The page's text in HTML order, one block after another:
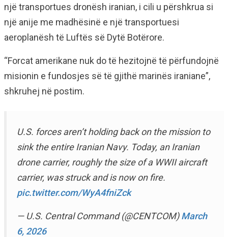
një transportues dronësh iranian, i cili u përshkrua si
një anije me madhësinë e një transportuesi
aeroplanësh të Luftës së Dytë Botërore.
“Forcat amerikane nuk do të hezitojnë të përfundojnë
misionin e fundosjes së të gjithë marinës iraniane”,
shkruhej në postim.
U.S. forces aren’t holding back on the mission to
sink the entire Iranian Navy. Today, an Iranian
drone carrier, roughly the size of a WWII aircraft
carrier, was struck and is now on fire.
pic.twitter.com/WyA4fniZck
— U.S. Central Command (@CENTCOM)March
6, 2026